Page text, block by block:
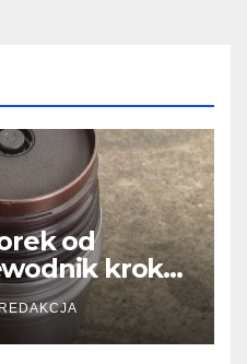
od
krok